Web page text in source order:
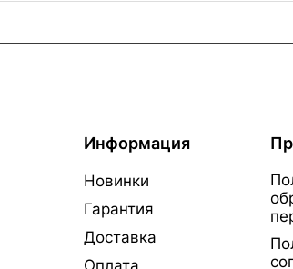
Информация
Новинки
Гарантия
Доставка
Оплата